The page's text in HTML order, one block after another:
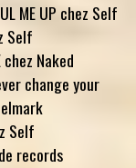
ME UP chez Self
Self
chez Naked
change your
Self
records